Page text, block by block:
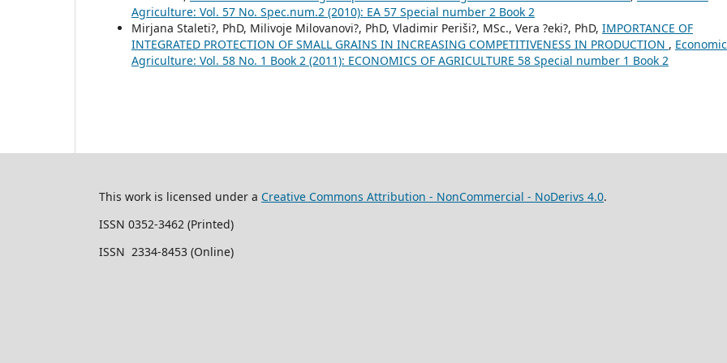
Agriculture: Vol. 57 No. Spec.num.2 (2010): EA 57 Special number 2 Book 2
Mirjana Staleti?, PhD, Milivoje Milovanovi?, PhD, Vladimir Periši?, MSc., Vera ?eki?, PhD, IMPORTANCE OF
INTEGRATED PROTECTION OF SMALL GRAINS IN INCREASING COMPETITIVENESS IN PRODUCTION ,
Agriculture: Vol. 58 No. 1 Book 2 (2011): ECONOMICS OF AGRICULTURE 58 Special number 1 Book 2
This work is licensed under a Creative Commons Attribution - NonCommercial - NoDerivs 4.0.
ISSN 0352-3462 (Printed)
ISSN 2334-8453 (Online)